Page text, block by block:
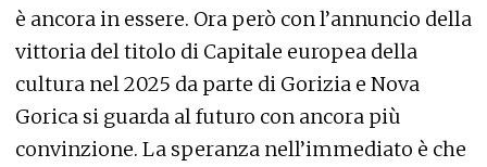
è ancora in essere. Ora però con l’annuncio della
vittoria del titolo di Capitale europea della
cultura nel 2025 da parte di Gorizia e Nova
Gorica si guarda al futuro con ancora più
convinzione. La speranza nell’immediato è che